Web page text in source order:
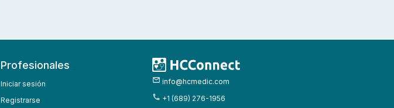
Profesionales
Iniciar sesión
Registrarse
info@hcmedic.com
+1 (689) 276-1956